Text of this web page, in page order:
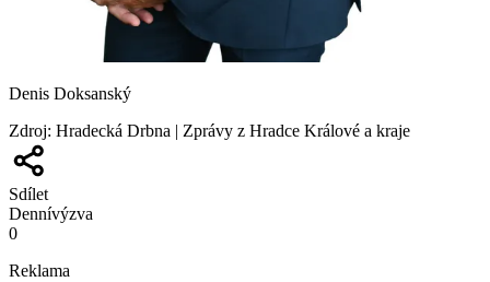
Denis Doksanský
Zdroj: Hradecká Drbna | Zprávy z Hradce Králové a kraje
Sdílet
Dennívýzva
0
Reklama